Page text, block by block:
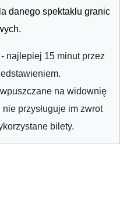
danego spektaklu granic
najlepiej 15 minut przez
na widownię
przysługuje im zwrot
bilety.